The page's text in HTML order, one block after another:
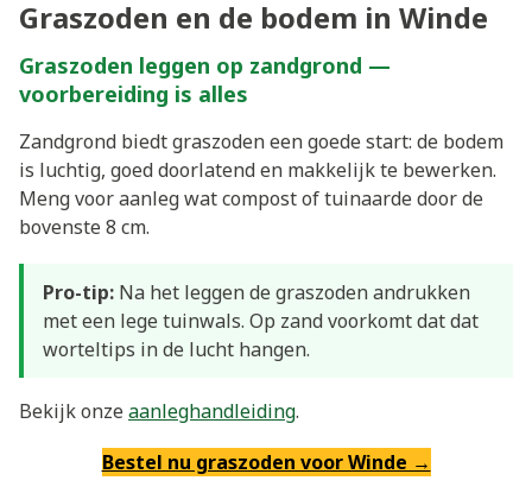
Graszoden en de bodem in Winde
Graszoden leggen op zandgrond —
voorbereiding is alles
Zandgrond biedt graszoden een goede start: de bodem
is luchtig, goed doorlatend en makkelijk te bewerken.
Meng voor aanleg wat compost of tuinaarde door de
bovenste 8 cm.
Pro-tip: Na het leggen de graszoden andrukken
met een lege tuinwals. Op zand voorkomt dat dat
worteltips in de lucht hangen.
Bekijk onzeaanleghandleiding.
Bestel nu graszoden voor Winde →